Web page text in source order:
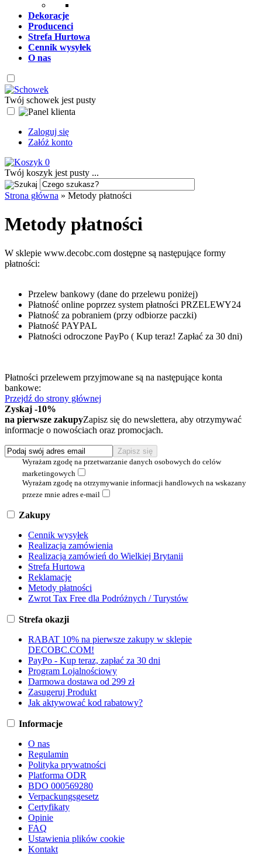
Dekoracje
Producenci
Strefa Hurtowa
Cennik wysyłek
O nas
Twój schowek jest pusty
Zaloguj się
Załóż konto
0
Twój koszyk jest pusty ...
Strona główna » Metody płatności
Metody płatności
W sklepie www.decobc.com dostępne są następujące formy
płatności:
Przelew bankowy (dane do przelewu poniżej)
Płatność online poprzez system płatności PRZELEWY24
Płatność za pobraniem (przy odbiorze paczki)
Płatność PAYPAL
Płatności odroczone PayPo ( Kup teraz! Zapłać za 30 dni)
Płatności przelewem przyjmowane są na następujące konta
bankowe:
Przejdź do strony głównej
Zyskaj -10%
na pierwsze zakupyZapisz się do newslettera, aby otrzymywać
informacje o nowościach oraz promocjach.
Wyrażam zgodę na przetwarzanie danych osobowych do celów
marketingowych
Wyrażam zgodę na otrzymywanie informacji handlowych na wskazany
przeze mnie adres e-mail
Zakupy
Cennik wysyłek
Realizacja zamówienia
Realizacja zamówień do Wielkiej Brytanii
Strefa Hurtowa
Reklamacje
Metody płatności
Zwrot Tax Free dla Podróżnych / Turystów
Strefa okazji
RABAT 10% na pierwsze zakupy w sklepie
DECOBC.COM!
PayPo - Kup teraz, zapłać za 30 dni
Program Lojalnościowy
Darmowa dostawa od 299 zł
Zasugeruj Produkt
Jak aktywować kod rabatowy?
Informacje
O nas
Regulamin
Polityka prywatności
Platforma ODR
BDO 000569280
Verpackungsgesetz
Certyfikaty
Opinie
FAQ
Ustawienia plików cookie
Kontakt